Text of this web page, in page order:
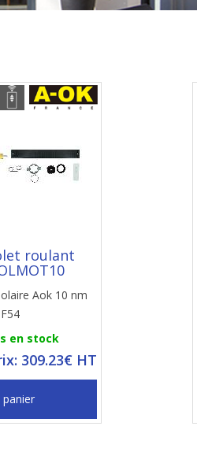
roulant
Aok 10 nm
en stock
309.23€ HT